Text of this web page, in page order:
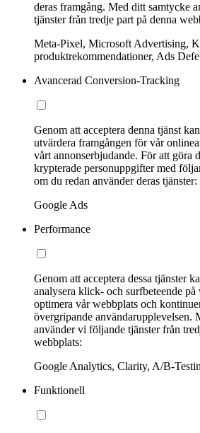
deras framgång. Med ditt samtycke
tjänster från tredje part på denna
Meta-Pixel, Microsoft Advertising,
produktrekommendationer, Ads
Avancerad Conversion-Tracking
Genom att acceptera denna tjänst
utvärdera framgången för vår
vårt annonserbjudande. För att göra
krypterade personuppgifter med
om du redan använder deras tjänster:
Google Ads
Performance
Genom att acceptera dessa tjänster
analysera klick- och surfbeteende
optimera vår webbplats och
övergripande användarupplevelsen.
använder vi följande tjänster från
webbplats:
Google Analytics, Clarity, A/B-
Funktionell